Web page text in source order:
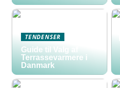
TENDENSER
Guide til Valg af
Terrassevarmere i
Danmark